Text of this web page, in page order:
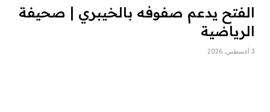
الفتح يدعم صفوفه بالخيبري | صحيفة
الرياضية
3 أغسطس، 2026